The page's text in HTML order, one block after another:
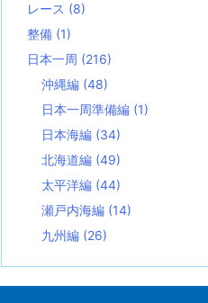
レース (8)
整備 (1)
日本一周 (216)
沖縄編 (48)
日本一周準備編 (1)
日本海編 (34)
北海道編 (49)
太平洋編 (44)
瀬戸内海編 (14)
九州編 (26)